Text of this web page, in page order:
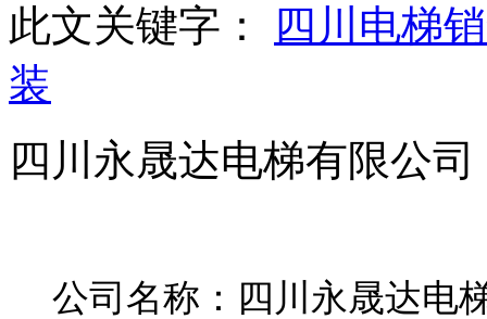
此文关键字：
四川电梯
装
四川永晟达电梯有限公司
公司名称：四川永晟达电